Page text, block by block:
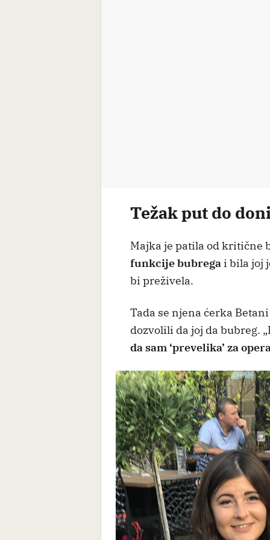
Težak put do
Majka je patila od kritične
funkcije bubrega i bila joj
bi preživela.
Tada se njena ćerka
dozvolili da joj da bubreg.
da sam ‘prevelika’ za